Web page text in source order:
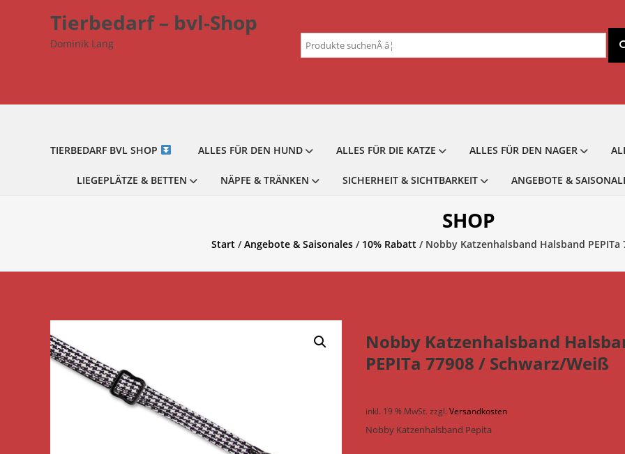
Tierbedarf – bvl-Shop
Dominik Lang
Suchen
nach:
TIERBEDARF BVL SHOP ALLES FÜR DEN HUND ALLES FÜR DIE KATZE ALLES FÜR DEN NAGER
LIEGEPLÄTZE & BETTEN NÄPFE & TRÄNKEN SICHERHEIT & SICHTBARKEIT ANGEBOTE &
SHOP
Start /Angebote & Saisonales / 10% Rabatt / Nobby Katzenhalsband Halsband PEPITa
Nobby Katzenhalsband
PEPITa 77908 / Schwarz/Weiß
inkl. 19 % MwSt. zzgl.Versandkosten
Nobby Katzenhalsband Pepita